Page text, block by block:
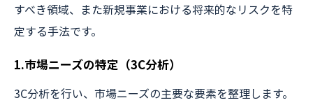
すべき領域、また新規事業における将来的なリスクを特
定する手法です。
1.市場ニーズの特定（3C分析）
3C分析を行い、市場ニーズの主要な要素を整理します。